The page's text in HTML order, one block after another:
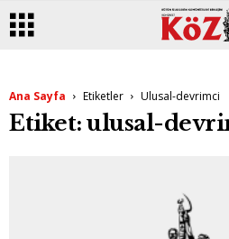
Ana Sayfa Etiketler Ulusal-devrimci
Etiket: ulusal-